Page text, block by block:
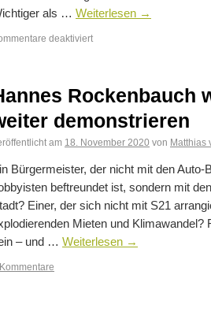
als … Weiterlesen →
deaktiviert
Rockenbauch
demonstrieren
am 18. November 2020 von Matthias
Bürgermeister, der nicht mit den
beftreundet ist, sondern mit
Einer, der sich nicht mit S21
Mieten und
– und … Weiterlesen →